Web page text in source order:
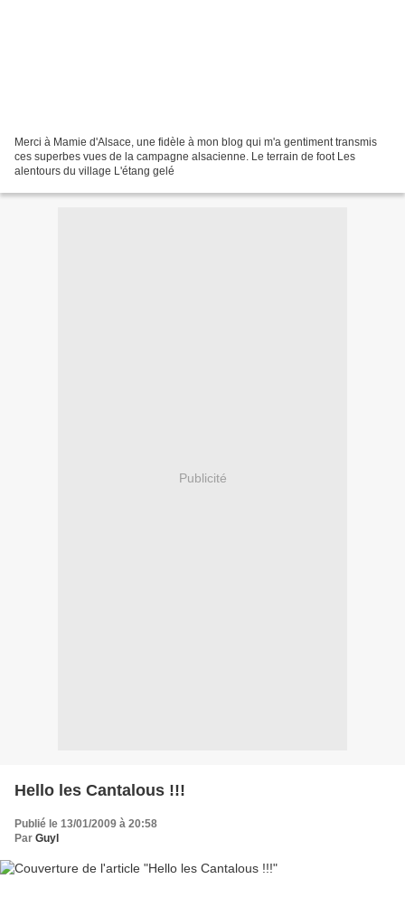
Merci à Mamie d'Alsace, une fidèle à mon blog qui m'a gentiment transmis
ces superbes vues de la campagne alsacienne. Le terrain de foot Les
alentours du village L'étang gelé
Publicité
Hello les Cantalous !!!
Publié le 13/01/2009 à 20:58
Par Guyl